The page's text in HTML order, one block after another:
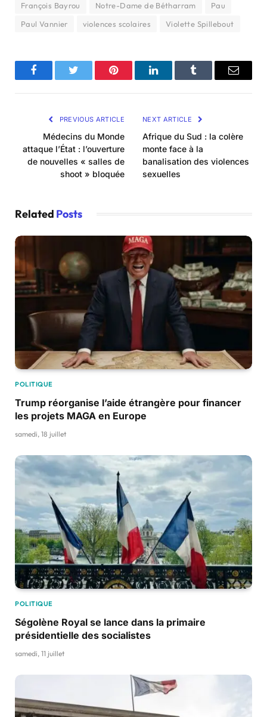
François Bayrou Notre-Dame de Bétharram
Pau
Paul Vannier
violences scolaires Violette Spillebout
FacebookTwitter Pinterest LinkedInTumblr Email
PREVIOUS ARTICLE
Médecins du Monde
attaque l’État : l’ouverture
de nouvelles « salles de
shoot » bloquée
NEXT ARTICLE
Afrique du Sud : la colère
monte face à la
banalisation des violences
sexuelles
Related Posts
POLITIQUE
Trump réorganise l’aide étrangère pour financer
les projets MAGA en Europe
samedi, 18 juillet
POLITIQUE
Ségolène Royal se lance dans la primaire
présidentielle des socialistes
samedi, 11 juillet